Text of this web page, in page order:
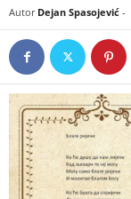
Autor Dejan Spasojević -